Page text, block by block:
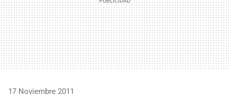
17 Noviembre 2011